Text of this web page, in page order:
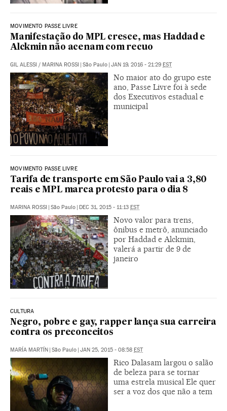
MOVIMENTO PASSE LIVRE
Manifestação do MPL cresce, mas Haddad e
Alckmin não acenam com recuo
GIL ALESSI / MARINA ROSSI São Paulo JAN 19, 2016 - 21:29 EST
No maior ato do grupo este
ano, Passe Livre foi à sede
dos Executivos estadual e
municipal
MOVIMENTO PASSE LIVRE
Tarifa de transporte em São Paulo vai a 3,80
reais e MPL marca protesto para o dia 8
MARINA ROSSI | São Paulo | DEC 31, 2015 - 11:13 EST
Novo valor para trens,
ônibus e metrô, anunciado
por Haddad e Alckmin,
valerá a partir de 9 de
janeiro
CULTURA
Negro, pobre e gay, rapper lança sua carreira
contra os preconceitos
MARÍA MARTÍN | São Paulo | JAN 25, 2015 - 08:58 EST
Rico Dalasam largou o salão
de beleza para se tornar
uma estrela musical Ele quer
ser a voz dos que não a tem